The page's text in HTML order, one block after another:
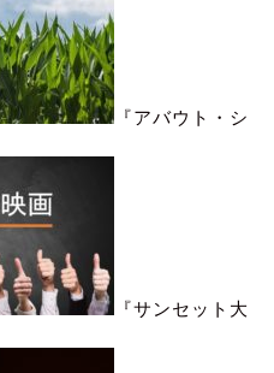
『アバウト・シ
『サンセット大